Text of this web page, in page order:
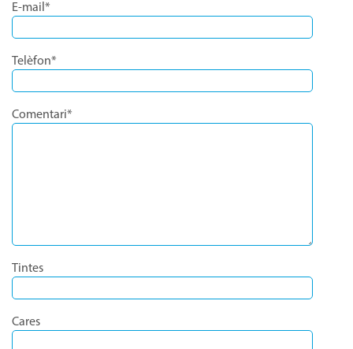
E-mail*
Telèfon*
Comentari*
Tintes
Cares